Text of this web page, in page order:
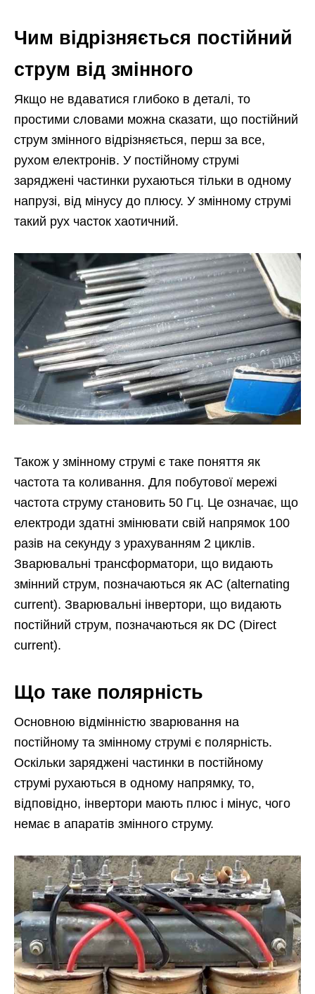
Чим відрізняється постійний
струм від змінного
Якщо не вдаватися глибоко в деталі, то
простими словами можна сказати, що постійний
струм змінного відрізняється, перш за все,
рухом електронів. У постійному струмі
заряджені частинки рухаються тільки в одному
напрузі, від мінусу до плюсу. У змінному струмі
такий рух часток хаотичний.
Також у змінному струмі є таке поняття як
частота та коливання. Для побутової мережі
частота струму становить 50 Гц. Це означає, що
електроди здатні змінювати свій напрямок 100
разів на секунду з урахуванням 2 циклів.
Зварювальні трансформатори, що видають
змінний струм, позначаються як AC (alternating
current). Зварювальні інвертори, що видають
постійний струм, позначаються як DC (Direct
current).
Що таке полярність
Основною відмінністю зварювання на
постійному та змінному струмі є полярність.
Оскільки заряджені частинки в постійному
струмі рухаються в одному напрямку, то,
відповідно, інвертори мають плюс і мінус, чого
немає в апаратів змінного струму.